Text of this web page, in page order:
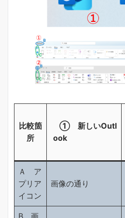
比較箇
所
① 新しいOutl
ook
Ａ ア
プリア
イコン
画像の通り
B 画